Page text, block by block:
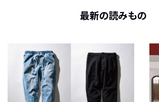
最新の読みもの